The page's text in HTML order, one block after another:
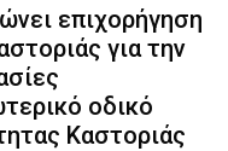
επιχορήγηση
για την
οδικό
Καστοριάς